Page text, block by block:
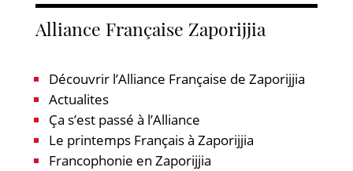
Alliance Française Zaporijjia
Découvrir l’Alliance Française de Zaporijjia
Actualites
Ça s’est passé à l’Alliance
Le printemps Français à Zaporijjia
Francophonie en Zaporijjia